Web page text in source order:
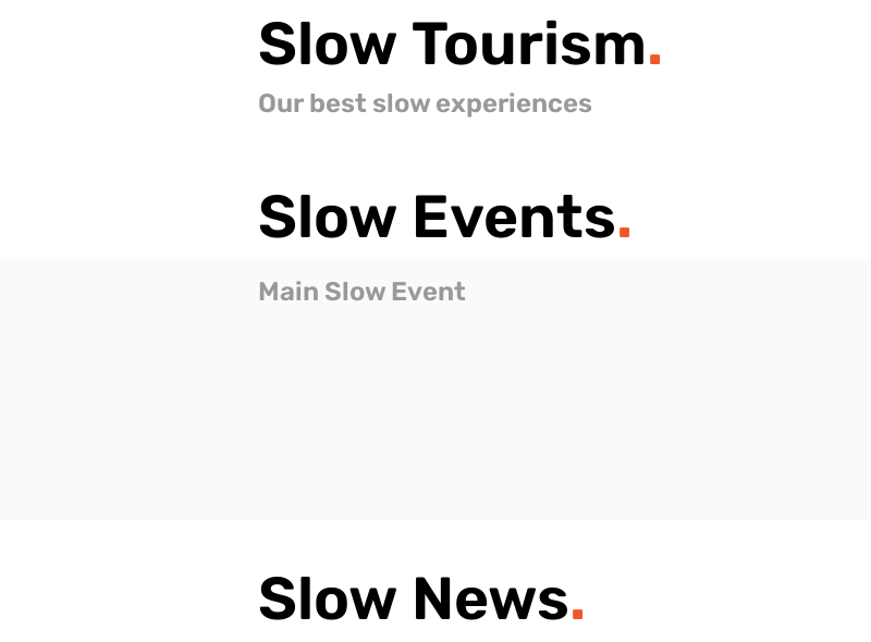
Slow Tourism.
Our best slow experiences
Slow Events.
Main Slow Event
Slow News.